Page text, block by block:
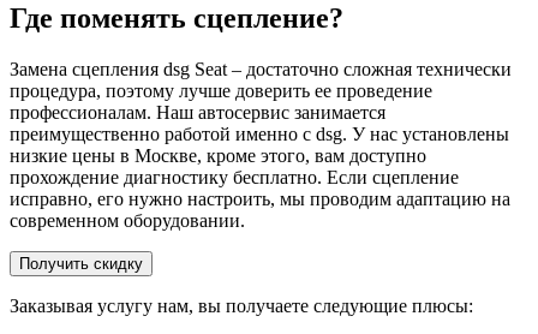
Где поменять сцепление?
Замена сцепления dsg Seat – достаточно сложная технически
процедура, поэтому лучше доверить ее проведение
профессионалам. Наш автосервис занимается
преимущественно работой именно с dsg. У нас установлены
низкие цены в Москве, кроме этого, вам доступно
прохождение диагностику бесплатно. Если сцепление
исправно, его нужно настроить, мы проводим адаптацию на
современном оборудовании.
Получить скидку
Заказывая услугу нам, вы получаете следующие плюсы: